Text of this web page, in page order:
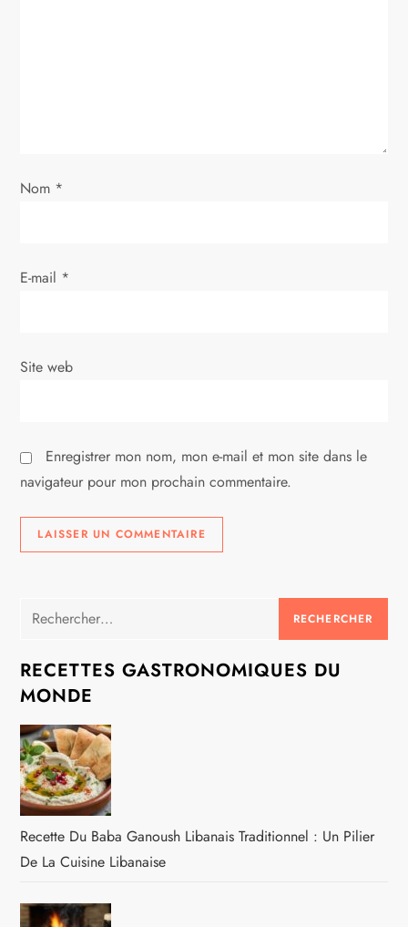
’
r
i
l
e
Nom *
E-mail *
Site web
Enregistrer mon nom, mon e-mail et mon site dans le
navigateur pour mon prochain commentaire.
Rechercher :
RECETTES GASTRONOMIQUES DU
MONDE
Recette Du Baba Ganoush Libanais Traditionnel : Un Pilier
De La Cuisine Libanaise